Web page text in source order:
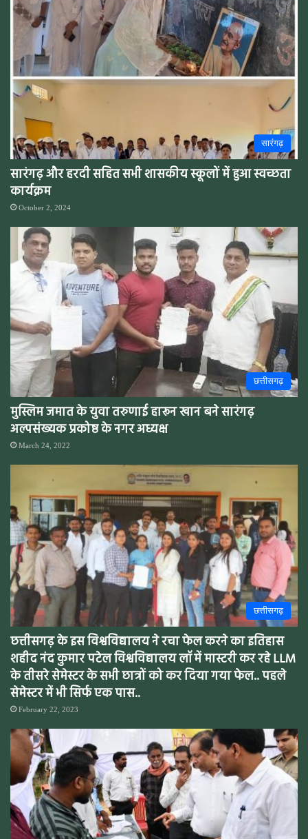
सारंगढ़
सारंगढ़ और हरदी सहित सभी शासकीय स्कूलों में हुआ स्वच्छता
कार्यक्रम
October 2, 2024
छत्तीसगढ़
मुस्लिम जमात के युवा तरुणाई हारून खान बने सारंगढ़
अल्पसंख्यक प्रकोष्ठ के नगर अध्यक्ष
March 24, 2022
छत्तीसगढ़
छत्तीसगढ़ के इस विश्वविद्यालय ने रचा फेल करने का इतिहास
शहीद नंद कुमार पटेल विश्वविद्यालय लॉ में मास्टरी कर रहे LLM
के तीसरे सेमेस्टर के सभी छात्रों को कर दिया गया फेल.. पहले
सेमेस्टर में भी सिर्फ एक पास..
February 22, 2023